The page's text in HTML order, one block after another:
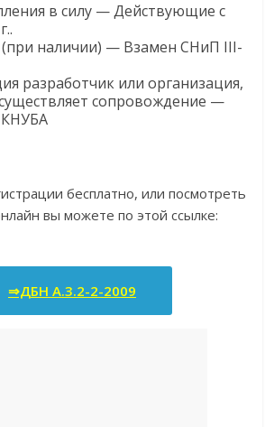
в силу — Действующие с
(при наличии) — Взамен СНиП III-
разработчик или организация,
сопровождение —
бесплатно, или посмотреть
вы можете по этой ссылке:
⇒ДБН А.3.2-2-2009